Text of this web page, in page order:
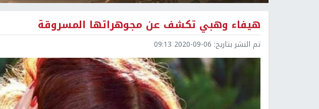
هيفاء وهبي تكشف عن مجوهراتها المسروقة
تم النشر بتاريخ: 2020-09-06 09:13